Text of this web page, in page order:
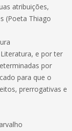
atribuições,
(Poeta Thiago
e por ter
por
para que o
prerrogativas e